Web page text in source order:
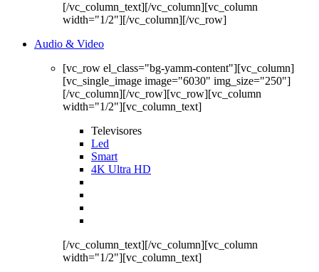
[/vc_column_text][/vc_column][vc_column
width="1/2"][/vc_column][/vc_row]
Audio & Video
[vc_row el_class="bg-yamm-content"][vc_column]
[vc_single_image image="6030" img_size="250"]
[/vc_column][/vc_row][vc_row][vc_column
width="1/2"][vc_column_text]
Televisores
Led
Smart
4K Ultra HD
[/vc_column_text][/vc_column][vc_column
width="1/2"][vc_column_text]